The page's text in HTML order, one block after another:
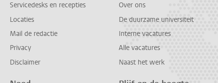
Servicedesks en recepties
Locaties
Mail de redactie
Privacy
Disclaimer
Over ons
De duurzame universiteit
Interne vacatures
Alle vacatures
Naast het werk